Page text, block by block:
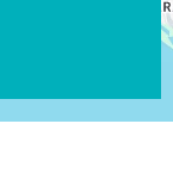
WHATSAPP